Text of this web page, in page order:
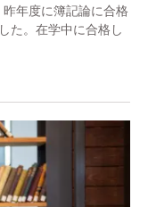
年度に簿記論に合格
た。在学中に合格し